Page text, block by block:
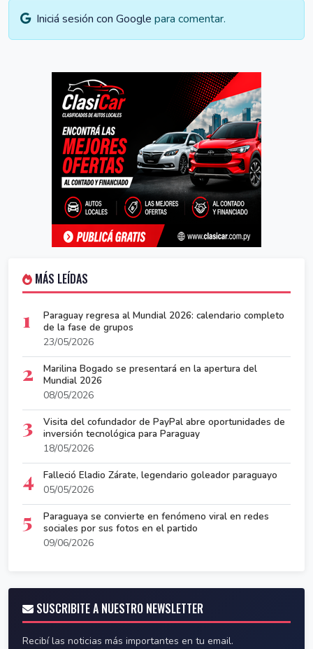
Iniciá sesión con Google para comentar.
MÁS LEÍDAS
1
Paraguay regresa al Mundial 2026: calendario completo
de la fase de grupos
23/05/2026
2
Marilina Bogado se presentará en la apertura del
Mundial 2026
08/05/2026
3
Visita del cofundador de PayPal abre oportunidades de
inversión tecnológica para Paraguay
18/05/2026
4
Falleció Eladio Zárate, legendario goleador paraguayo
05/05/2026
5
Paraguaya se convierte en fenómeno viral en redes
sociales por sus fotos en el partido
09/06/2026
SUSCRIBITE A NUESTRO NEWSLETTER
Recibí las noticias más importantes en tu email.